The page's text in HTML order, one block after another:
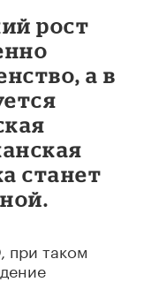
рост
а в
станет
при таком